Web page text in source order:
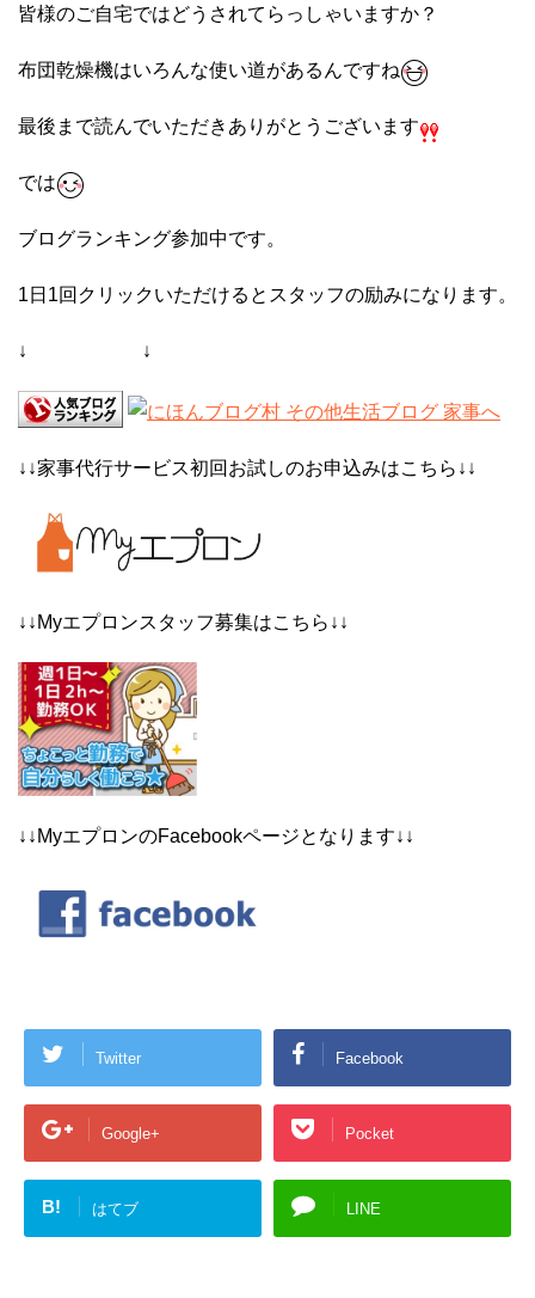
皆様のご自宅ではどうされてらっしゃいますか？
布団乾燥機はいろんな使い道があるんですね
最後まで読んでいただきありがとうございます
では
ブログランキング参加中です。
1日1回クリックいただけるとスタッフの励みになります。
↓ ↓
↓↓家事代行サービス初回お試しのお申込みはこちら↓↓
↓↓Myエプロンスタッフ募集はこちら↓↓
↓↓MyエプロンのFacebookページとなります↓↓
Twitter Facebook
Google+ Pocket
B! はてブ LINE